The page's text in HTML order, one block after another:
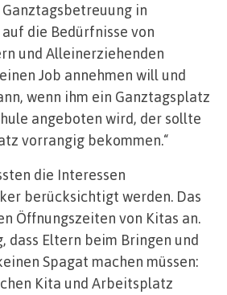
in
die Bedürfnisse von
und Alleinerziehenden
Job annehmen will und
wenn ihm ein Ganztagsplatz
angeboten wird, der sollte
vorrangig bekommen.“
die Interessen
berücksichtigt werden. Das
Öffnungszeiten von Kitas an.
dass Eltern beim Bringen und
Spagat machen müssen:
Kita und Arbeitsplatz